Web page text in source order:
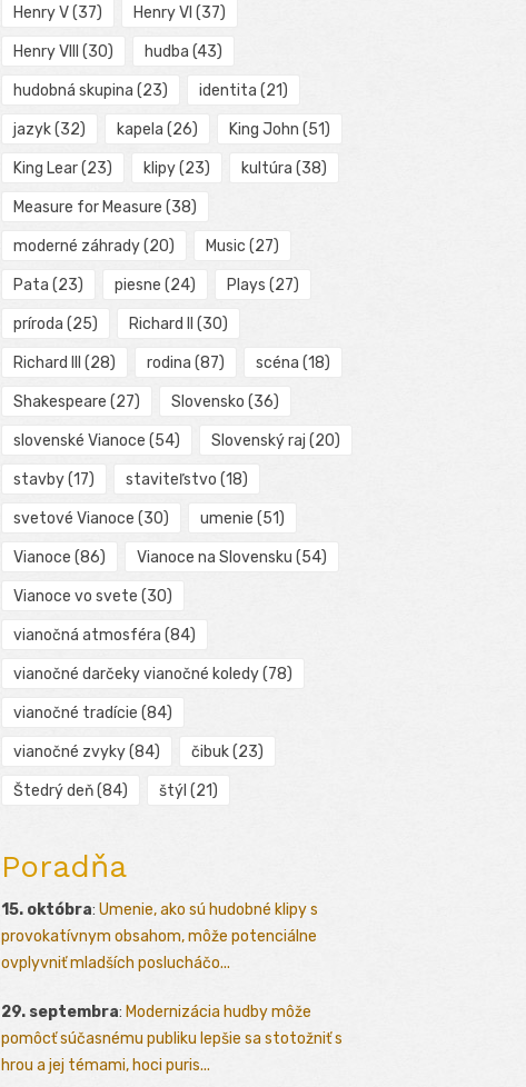
Henry V(37) Henry VI (37)
Henry VIII (30) hudba (43)
hudobná skupina (23) identita (21)
jazyk(32) kapela (26) King John (51)
King Lear(23) klipy(23) kultúra (38)
Measure for Measure (38)
moderné záhrady(20) Music (27)
Pata (23) piesne (24) Plays (27)
príroda (25) Richard II (30)
Richard III (28) rodina (87) scéna (18)
Shakespeare (27) Slovensko (36)
slovenské Vianoce (54) Slovenský raj (20)
stavby(17) staviteľstvo (18)
svetové Vianoce (30) umenie (51)
Vianoce (86) Vianoce na Slovensku (54)
Vianoce vo svete (30)
vianočná atmosféra (84)
vianočné darčeky vianočné koledy(78)
vianočné tradície (84)
vianočné zvyky(84) čibuk(23)
Štedrý deň(84) štýl (21)
Poradňa
15. októbra: Umenie, ako sú hudobné klipy s
provokatívnym obsahom, môže potenciálne
ovplyvniť mladších poslucháčo...
29. septembra: Modernizácia hudby môže
pomôcť súčasnému publiku lepšie sa stotožniť s
hrou a jej témami, hoci puris...